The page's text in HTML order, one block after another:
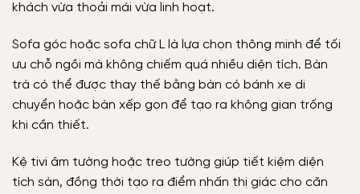
khách vừa thoải mái vừa linh hoạt.
Sofa góc hoặc sofa chữ L là lựa chọn thông minh để tối
ưu chỗ ngồi mà không chiếm quá nhiều diện tích. Bàn
trà có thể được thay thế bằng bàn có bánh xe di
chuyển hoặc bàn xếp gọn để tạo ra không gian trống
khi cần thiết.
Kệ tivi âm tường hoặc treo tường giúp tiết kiệm diện
tích sàn, đồng thời tạo ra điểm nhấn thị giác cho căn